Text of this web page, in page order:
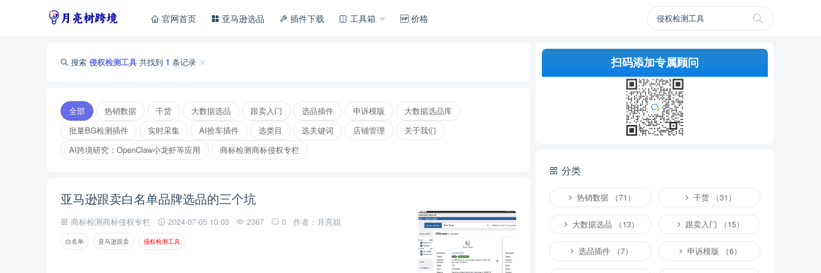
官网首页 亚马逊选品 插件下载 工具箱 价格
搜索 侵权检测工具 共找到 1 条记录
全部 热销数据 干货 大数据选品 跟卖入门 选品插件 申诉模版
大数据选品库
批量BG检测插件
实时采集 AI抢车插件 选类目 选关键词 店铺管理
关于我们
AI跨境研究：OpenClaw小龙虾等应用
商标检测商标侵权专栏
亚马逊跟卖白名单品牌选品的三个坑
商标检测商标侵权专栏 2024-07-05 10:03 2367 0 作者：月亮姐
白名单 亚马逊跟卖 侵权检测工具
扫码添加专属顾问
分类
热销数据 （71） 干货 （31）
大数据选品 （13） 跟卖入门 （15）
选品插件 （7） 申诉模版 （6）